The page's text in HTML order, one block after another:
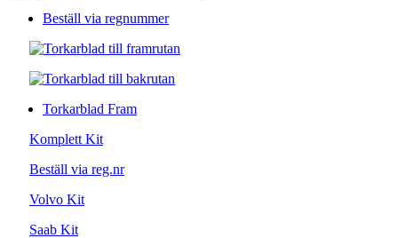
Beställ via regnummer
Torkarblad Fram
Komplett Kit
Beställ via reg.nr
Volvo Kit
Saab Kit